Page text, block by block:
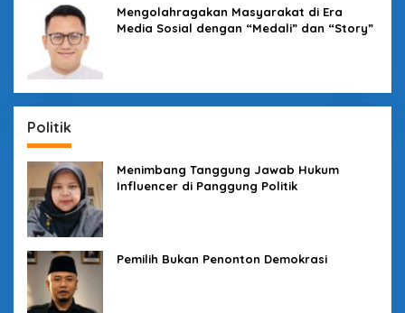
Mengolahragakan Masyarakat di Era
Media Sosial dengan “Medali” dan “Story”
Politik
Menimbang Tanggung Jawab Hukum
Influencer di Panggung Politik
Pemilih Bukan Penonton Demokrasi